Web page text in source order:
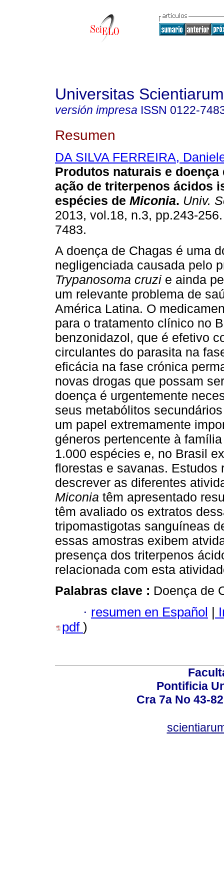
Universitas Scientiarum
versión impresa ISSN 0122-
Resumen
DA SILVA FERREIRA,
Produtos naturais e doença
ação de triterpenos ácidos
espécies de Miconia. Univ.
2013, vol.18, n.3, pp.243-
7483.
A doença de Chagas é uma
negligenciada causada pelo
Trypanosoma cruzi e ainda
um relevante problema de
América Latina. O
para o tratamento clínico no
benzonidazol, que é efetivo
circulantes do parasita na
eficácia na fase crónica
novas drogas que possam
doença é urgentemente
seus metabólitos
um papel extremamente
géneros pertencente à
1.000 espécies e, no Brasil
florestas e savanas. Estudos
descrever as diferentes
Miconia têm apresentado
têm avaliado os extratos
tripomastigotas sanguíneas
essas amostras exibem
presença dos triterpenos
relacionada com esta
Palabras clave : Doença de
· resumen en Español |
pdf )
Pontificia
Cra 7a No 43-